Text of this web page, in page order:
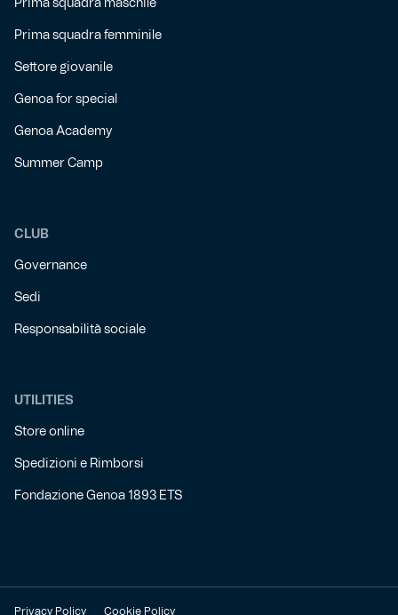
Prima squadra maschile
Prima squadra femminile
Settore giovanile
Genoa for special
Genoa Academy
Summer Camp
CLUB
Governance
Sedi
Responsabilità sociale
UTILITIES
Store online
Spedizioni e Rimborsi
Fondazione Genoa 1893 ETS
Privacy Policy Cookie Policy